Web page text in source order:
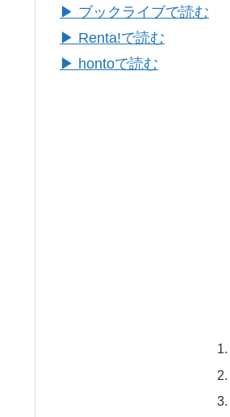
▶ ブックライブで読む
▶ Renta!で読む
▶ hontoで読む